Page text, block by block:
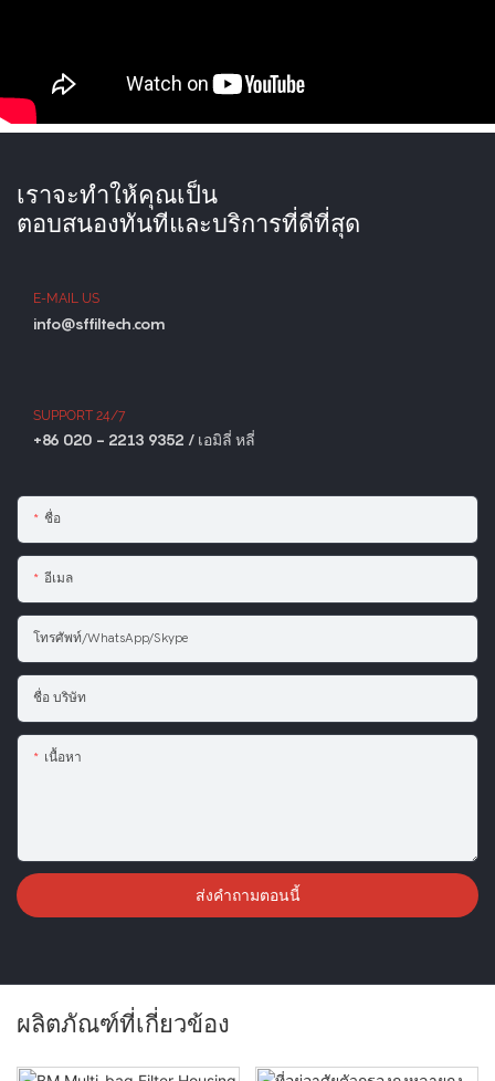
เราจะทำให้คุณเป็น
ตอบสนองทันทีและบริการที่ดีที่สุด
E-MAIL US
info@sffiltech.com
SUPPORT 24/7
+86 020 - 2213 9352 / เอมิลี่ หลี่
ชื่อ
อีเมล
โทรศัพท์/WhatsApp/Skype
ชื่อ บริษัท
เนื้อหา
ส่งคำถามตอนนี้
ผลิตภัณฑ์ที่เกี่ยวข้อง